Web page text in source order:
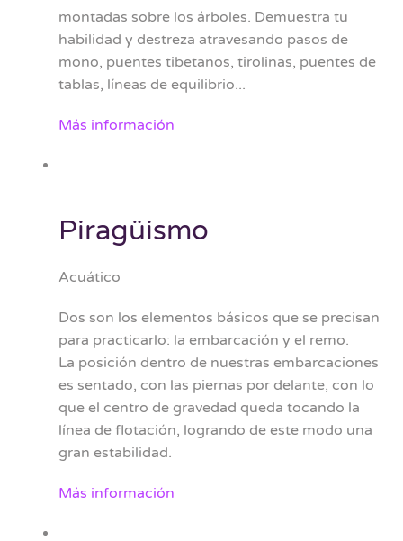
montadas sobre los árboles. Demuestra tu
habilidad y destreza atravesando pasos de
mono, puentes tibetanos, tirolinas, puentes de
tablas, líneas de equilibrio...
Más información
Piragüismo
Acuático
Dos son los elementos básicos que se precisan
para practicarlo: la embarcación y el remo.
La posición dentro de nuestras embarcaciones
es sentado, con las piernas por delante, con lo
que el centro de gravedad queda tocando la
línea de flotación, logrando de este modo una
gran estabilidad.
Más información